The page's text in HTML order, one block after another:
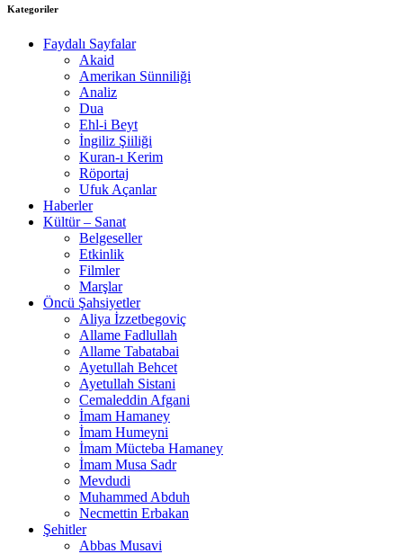
Kategoriler
Faydalı Sayfalar
Akaid
Amerikan Sünniliği
Analiz
Dua
Ehl-i Beyt
İngiliz Şiiliği
Kuran-ı Kerim
Röportaj
Ufuk Açanlar
Haberler
Kültür – Sanat
Belgeseller
Etkinlik
Filmler
Marşlar
Öncü Şahsiyetler
Aliya İzzetbegoviç
Allame Fadlullah
Allame Tabatabai
Ayetullah Behcet
Ayetullah Sistani
Cemaleddin Afgani
İmam Hamaney
İmam Humeyni
İmam Mücteba Hamaney
İmam Musa Sadr
Mevdudi
Muhammed Abduh
Necmettin Erbakan
Şehitler
Abbas Musavi